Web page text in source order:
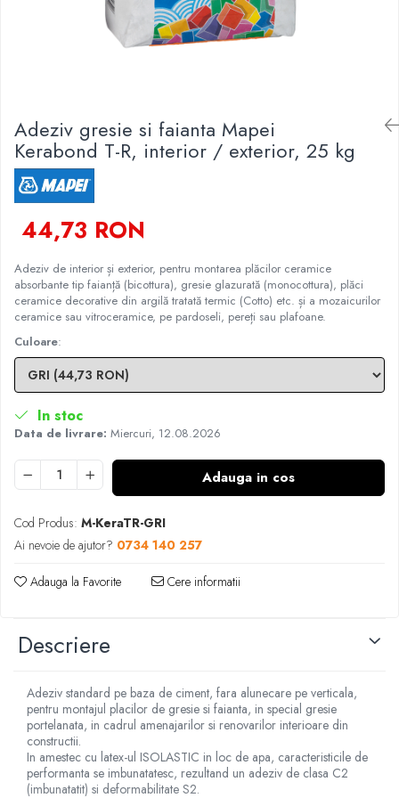
Finisare Gips Carton
Ipsos si Pasta Imbinare
Grosime Tabla 0.6MM
Profile UA
Adeziv gresie si faianta Mapei
Kerabond T-R, interior / exterior, 25 kg
44,73 RON
Adeziv de interior și exterior, pentru montarea plăcilor ceramice
absorbante tip faianță (bicottura), gresie glazurată (monocottura), plăci
ceramice decorative din argilă tratată termic (Cotto) etc. și a mozaicurilor
ceramice sau vitroceramice, pe pardoseli, pereți sau plafoane.
Culoare:
In stoc
Data de livrare: Miercuri, 12.08.2026
Adauga in cos
Cod Produs: M-KeraTR-GRI
Ai nevoie de ajutor? 0734 140 257
Adauga la Favorite Cere informatii
Descriere
Adeziv standard pe baza de ciment, fara alunecare pe verticala,
pentru montajul placilor de gresie si faianta, in special gresie
portelanata, in cadrul amenajarilor si renovarilor interioare din
constructii.
In amestec cu latex-ul ISOLASTIC in loc de apa, caracteristicile de
performanta se imbunatatesc, rezultand un adeziv de clasa C2
(imbunatatit) si deformabilitate S2.